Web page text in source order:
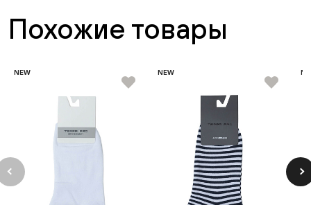
Похожие товары
NEW NEW